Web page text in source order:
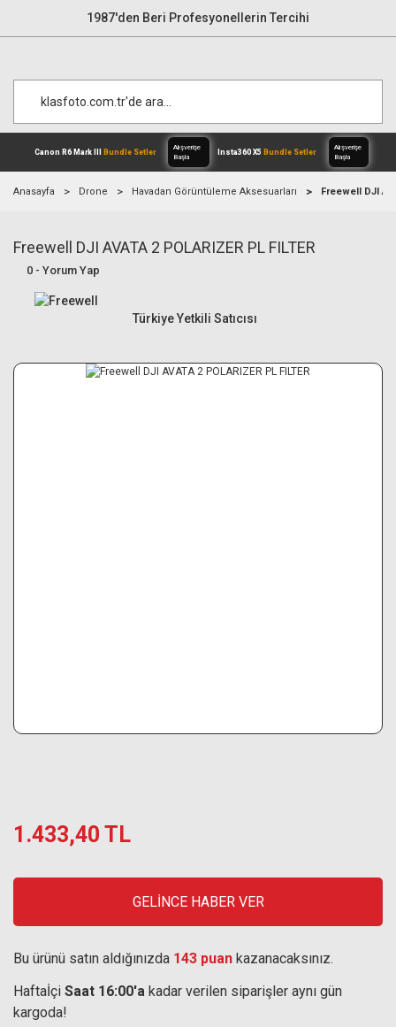
1987'den Beri Profesyonellerin Tercihi
Canon R6 Mark IIIBundle Setler
Alışverişe
Anasayfa Drone Havadan Görüntüleme Aksesuarları Freewell DJI
Freewell DJI AVATA 2 POLARIZER PL FILTER
0 - Yorum Yap
Türkiye Yetkili Satıcısı
1.433,40 TL
GELİNCE HABER VER
Bu ürünü satın aldığınızda 143 puan kazanacaksınız.
Haftaİçi Saat 16:00'a kadar verilen siparişler aynı gün
kargoda!